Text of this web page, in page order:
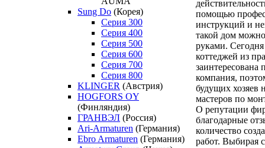
Sung Do (Корея)
Серия 300
Серия 400
Серия 500
Серия 600
Серия 700
Серия 800
KLINGER (Австрия)
HOGFORS OY
(Финляндия)
ГРАНВЭЛ (Россия)
Ari-Armaturen (Германия)
Ebro Armaturen (Германия)
помощью
инструкций и
такой дом
руками. Сегодня
коттеджей из
заинтересована
компания,
будущих хозяев
мастеров по
О репутации
благодарные
количество
работ. Выбирая